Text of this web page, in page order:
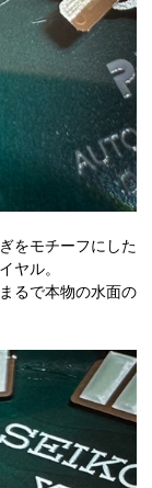
をモチーフにした
ヤル。
るで本物の水面の